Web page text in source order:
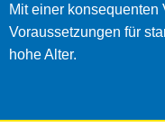
Mit einer konsequenten
Voraussetzungen für
hohe Alter.